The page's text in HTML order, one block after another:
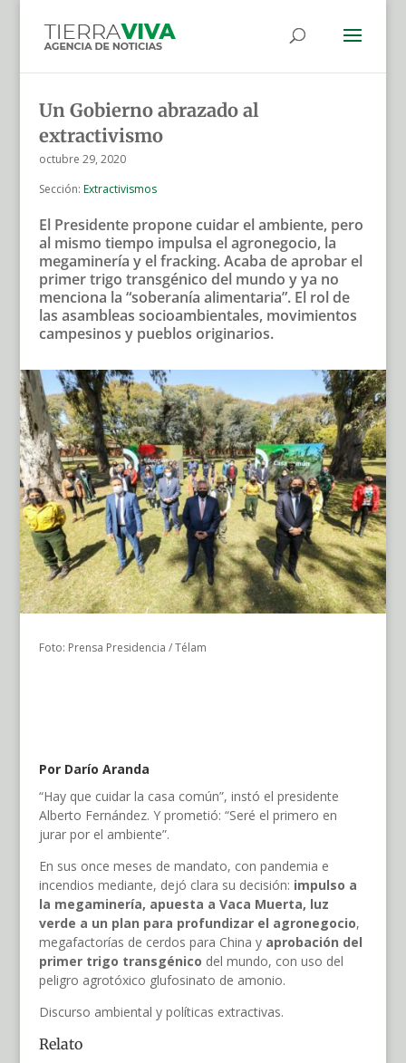
Un Gobierno abrazado al
extractivismo
octubre 29, 2020
Sección: Extractivismos
El Presidente propone cuidar el ambiente, pero
al mismo tiempo impulsa el agronegocio, la
megaminería y el fracking. Acaba de aprobar el
primer trigo transgénico del mundo y ya no
menciona la “soberanía alimentaria”. El rol de
las asambleas socioambientales, movimientos
campesinos y pueblos originarios.
Foto: Prensa Presidencia / Télam
Por Darío Aranda
“Hay que cuidar la casa común”, instó el presidente
Alberto Fernández. Y prometió: “Seré el primero en
jurar por el ambiente”.
En sus once meses de mandato, con pandemia e
incendios mediante, dejó clara su decisión: impulso a
la megaminería, apuesta a Vaca Muerta, luz
verde a un plan para profundizar el agronegocio,
megafactorías de cerdos para China y aprobación del
primer trigo transgénico del mundo, con uso del
peligro agrotóxico glufosinato de amonio.
Discurso ambiental y políticas extractivas.
Relato